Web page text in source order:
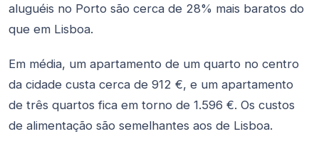
aluguéis no Porto são cerca de 28% mais baratos do
que em Lisboa.
Em média, um apartamento de um quarto no centro
da cidade custa cerca de 912 €, e um apartamento
de três quartos fica em torno de 1.596 €. Os custos
de alimentação são semelhantes aos de Lisboa.